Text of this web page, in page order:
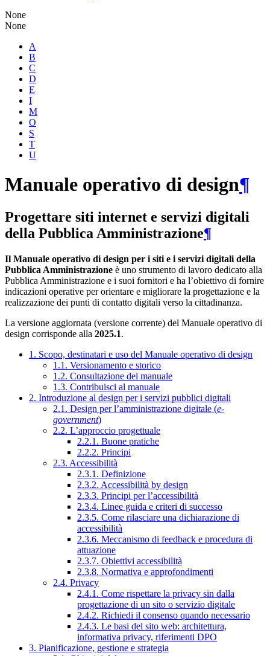
None
None
A
B
C
D
E
I
M
O
S
T
U
Manuale operativo di design¶
Progettare siti internet e servizi digitali
della Pubblica Amministrazione¶
Il Manuale operativo di design per i siti e i servizi digitali della
Pubblica Amministrazione è uno strumento di lavoro dedicato alla
Pubblica Amministrazione e i suoi fornitori e ha l’obiettivo di fornire
indicazioni operative per orientare e migliorare la progettazione e la
realizzazione dei punti di contatto digitali verso la cittadinanza.
La versione aggiornata (versione corrente) del Manuale operativo di
design corrisponde alla 2025.1.
1. Scopo, destinatari e uso del Manuale operativo di design
1.1. Versionamento e storico
1.2. Consultazione del manuale
1.3. Contribuisci al manuale
2. Introduzione al design per i servizi pubblici digitali
2.1. Design per l’amministrazione digitale (e-
government)
2.2. L’approccio progettuale
2.2.1. Buone pratiche
2.2.2. Principi
2.3. Accessibilità
2.3.1. Definizione
2.3.2. Accessibilità by design
2.3.3. Principi per l’accessibilità
2.3.4. Linee guida e criteri di successo
2.3.5. Come rilasciare una dichiarazione di
accessibilità
2.3.6. Meccanismo di feedback e procedura di
attuazione
2.3.7. Obiettivi accessibilità
2.3.8. Normativa e approfondimenti
2.4. Privacy
2.4.1. Come rispettare la privacy sin dalla
progettazione di un sito o servizio digitale
2.4.2. Richiedi il consenso quando necessario
2.4.3. Le basi del sito web: architettura,
informativa privacy, riferimenti DPO
3. Pianificazione, gestione e strategia